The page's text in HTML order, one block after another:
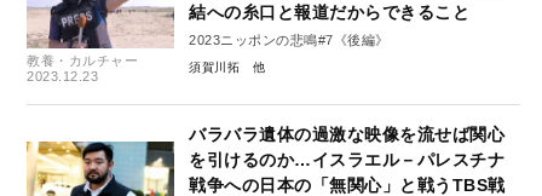
教養・カルチャー
2023.12.23
結への糸口と報道だからできること
2023ニッポンの悲鳴#7《後編》
須賀川拓
バラバラ遺体の過激な映像を流せば関心
を引けるのか…イスラエル－パレスチナ
戦争への日本の「無関心」と戦うTBS戦